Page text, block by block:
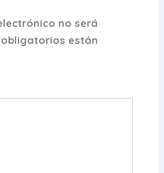
no será
están